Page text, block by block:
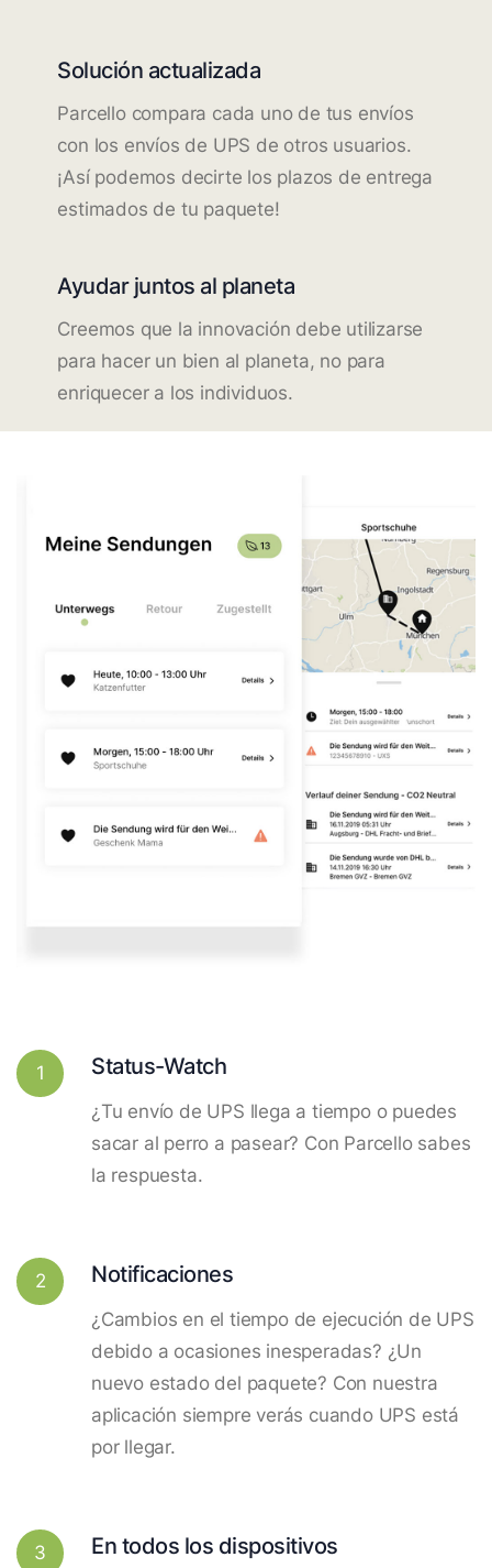
Solución actualizada
Parcello compara cada uno de tus envíos
con los envíos de UPS de otros usuarios.
¡Así podemos decirte los plazos de entrega
estimados de tu paquete!
Ayudar juntos al planeta
Creemos que la innovación debe utilizarse
para hacer un bien al planeta, no para
enriquecer a los individuos.
1 Status-Watch
¿Tu envío de UPS llega a tiempo o puedes
sacar al perro a pasear? Con Parcello sabes
la respuesta.
2 Notificaciones
¿Cambios en el tiempo de ejecución de UPS
debido a ocasiones inesperadas? ¿Un
nuevo estado del paquete? Con nuestra
aplicación siempre verás cuando UPS está
por llegar.
3 En todos los dispositivos